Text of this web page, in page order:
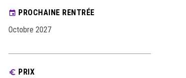
PROCHAINE RENTRÉE
Octobre 2027
PRIX